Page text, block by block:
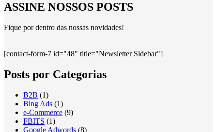
ASSINE NOSSOS POSTS
Fique por dentro das nossas novidades!
[contact-form-7 id="48" title="Newsletter Sidebar"]
Posts por Categorias
B2B (1)
Bing Ads (1)
e-Commerce (9)
FBITS (1)
Google Adwords (8)